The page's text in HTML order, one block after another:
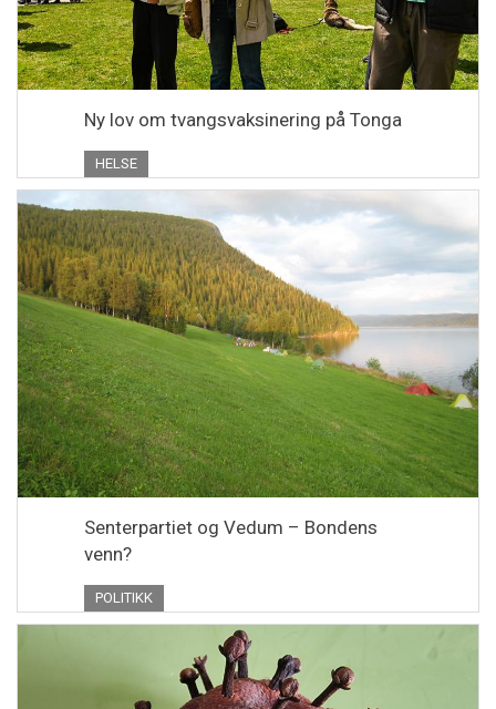
Ny lov om tvangsvaksinering på Tonga
HELSE
Senterpartiet og Vedum – Bondens
venn?
POLITIKK